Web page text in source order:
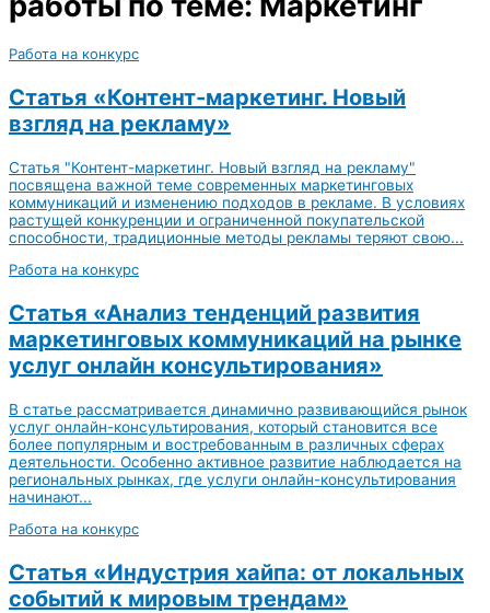
Работа на конкурс
Статья «Контент-маркетинг. Новый
взгляд на рекламу»
Статья "Контент-маркетинг. Новый взгляд на рекламу"
посвящена важной теме современных маркетинговых
коммуникаций и изменению подходов в рекламе. В условиях
растущей конкуренции и ограниченной покупательской
способности, традиционные методы рекламы теряют свою...
Работа на конкурс
Статья «Анализ тенденций развития
маркетинговых коммуникаций на рынке
услуг онлайн консультирования»
В статье рассматривается динамично развивающийся рынок
услуг онлайн-консультирования, который становится все
более популярным и востребованным в различных сферах
деятельности. Особенно активное развитие наблюдается на
региональных рынках, где услуги онлайн-консультирования
начинают...
Работа на конкурс
Статья «Индустрия хайпа: от локальных
событий к мировым трендам»